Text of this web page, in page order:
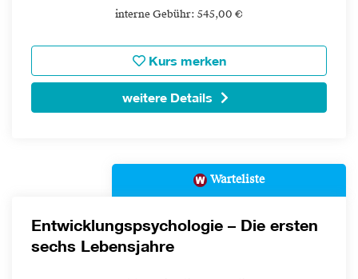
interne Gebühr: 545,00 €
Kurs merken
weitere Details
Warteliste
Entwicklungspsychologie – Die ersten
sechs Lebensjahre